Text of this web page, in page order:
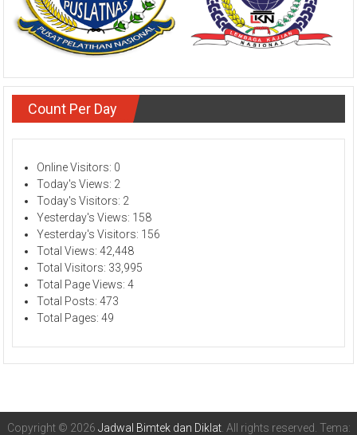
Count Per Day
Online Visitors: 0
Today's Views: 2
Today's Visitors: 2
Yesterday's Views: 158
Yesterday's Visitors: 156
Total Views:42,448
Total Visitors: 33,995
Total Page Views:4
Total Posts:473
Total Pages:49
Copyright © 2026 Jadwal Bimtek dan Diklat. All rights reserved. Tema: